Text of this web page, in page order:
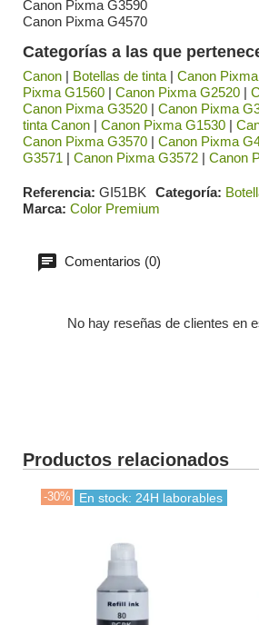
Canon Pixma G3590
Canon Pixma G4570
Categorías a las que
Canon | Botellas de tinta | Canon
Pixma G1560 | Canon Pixma G2520 |
Canon Pixma G3520 | Canon Pixma
tinta Canon | Canon Pixma G1530 |
Canon Pixma G3570 | Canon Pixma
G3571 | Canon Pixma G3572 | Canon
Referencia GI51BK Categoría
Marca Color Premium
Comentarios (0)
No hay reseñas de clientes en
Productos relacionados
-30% En stock: 24H laborables